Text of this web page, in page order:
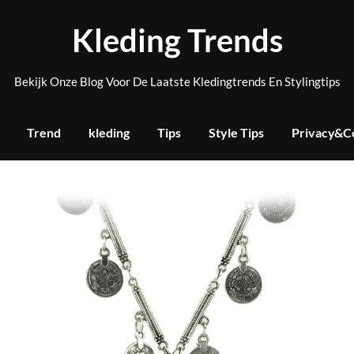
Kleding Trends
Bekijk Onze Blog Voor De Laatste Kledingtrends En Stylingtips
Trend kleding Tips Style Tips